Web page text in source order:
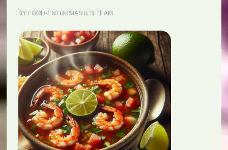
BY FOOD-ENTHUSIASTEN TEAM